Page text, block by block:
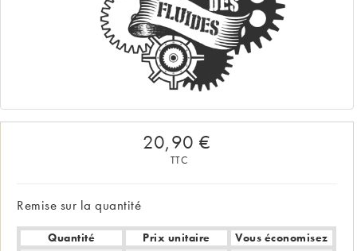
20,90 €
TTC
Remise sur la quantité
Quantité Prix unitaire Vous économisez